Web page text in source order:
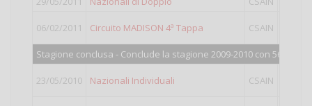
06/02/2011 Circuito MADISON 4ª Tappa CSAIN
Stagione conclusa - Conclude la stagione 2009-2010 con 565 punti.
23/05/2010 Nazionali Individuali CSAIN